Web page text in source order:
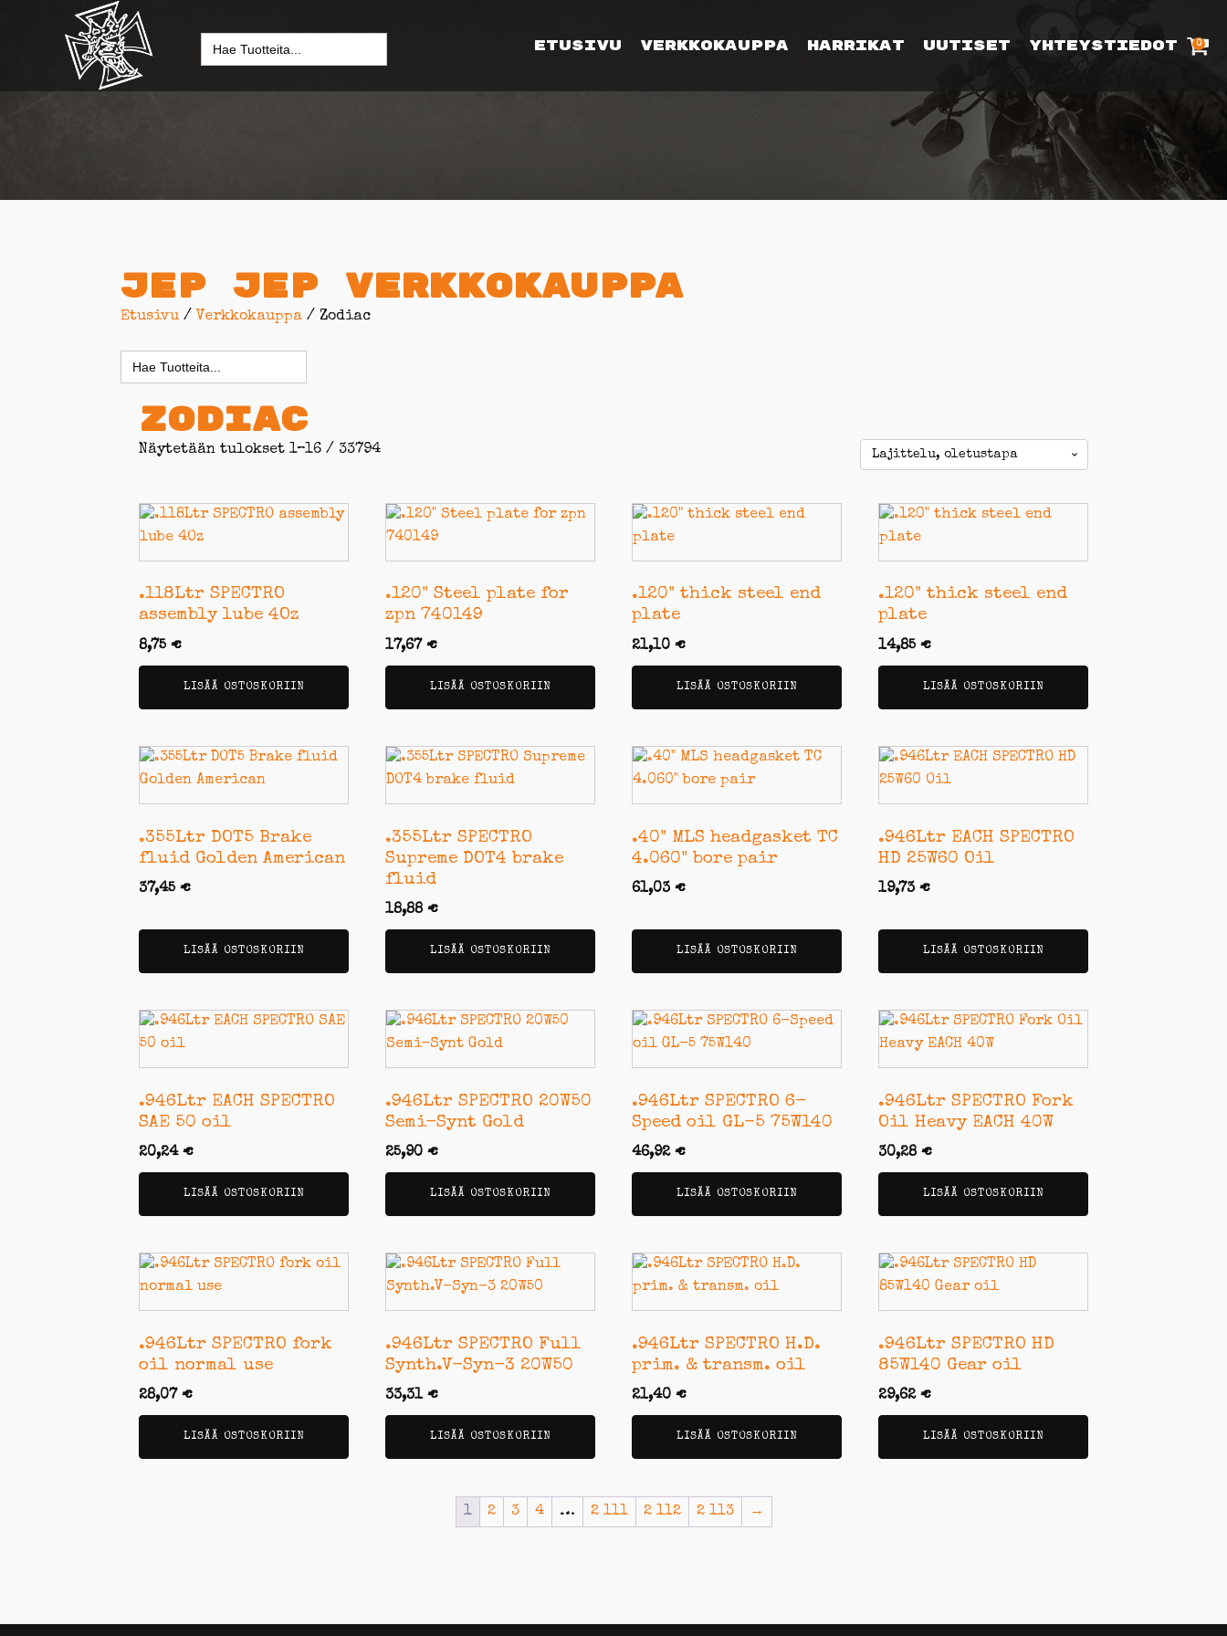
Search
for:
Etusivu Verkkokauppa Harrikat Uutiset Yhteystiedot 0
Jep jep Verkkokauppa
Etusivu / Verkkokauppa / Zodiac
Search
for:
Zodiac
Näytetään tulokset 1–16 / 33794
.118Ltr SPECTRO
assembly lube 4Oz
8,75 €
LISÄÄ OSTOSKORIIN
.120" Steel plate for
zpn 740149
17,67 €
LISÄÄ OSTOSKORIIN
.120" thick steel end
plate
21,10 €
LISÄÄ OSTOSKORIIN
.120" thick steel end
plate
14,85 €
LISÄÄ OSTOSKORIIN
.355Ltr DOT5 Brake
fluid Golden American
37,45 €
LISÄÄ OSTOSKORIIN
.355Ltr SPECTRO
Supreme DOT4 brake
fluid
18,88 €
LISÄÄ OSTOSKORIIN
.40" MLS headgasket TC
4.060" bore pair
61,03 €
LISÄÄ OSTOSKORIIN
.946Ltr EACH SPECTRO
HD 25W60 Oil
19,73 €
LISÄÄ OSTOSKORIIN
.946Ltr EACH SPECTRO
SAE 50 oil
20,24 €
LISÄÄ OSTOSKORIIN
.946Ltr SPECTRO 20W50
Semi-Synt Gold
25,90 €
LISÄÄ OSTOSKORIIN
.946Ltr SPECTRO 6-
Speed oil GL-5 75W140
46,92 €
LISÄÄ OSTOSKORIIN
.946Ltr SPECTRO Fork
Oil Heavy EACH 40W
30,28 €
LISÄÄ OSTOSKORIIN
.946Ltr SPECTRO fork
oil normal use
28,07 €
LISÄÄ OSTOSKORIIN
.946Ltr SPECTRO Full
Synth.V-Syn-3 20W50
33,31 €
LISÄÄ OSTOSKORIIN
.946Ltr SPECTRO H.D.
prim. & transm. oil
21,40 €
LISÄÄ OSTOSKORIIN
.946Ltr SPECTRO HD
85W140 Gear oil
29,62 €
LISÄÄ OSTOSKORIIN
1 2 3 4 … 2 111 2 112 2 113 →